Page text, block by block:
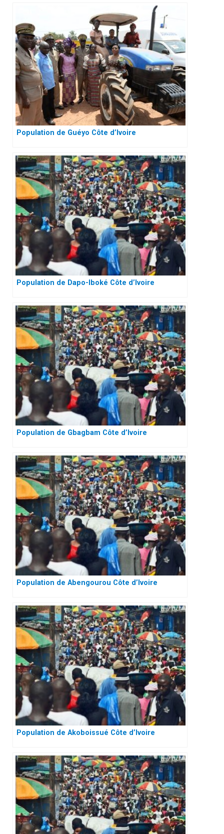
Population de Guéyo Côte d’Ivoire
Population de Dapo-Iboké Côte d’Ivoire
Population de Gbagbam Côte d’Ivoire
Population de Abengourou Côte d’Ivoire
Population de Akoboissué Côte d’Ivoire